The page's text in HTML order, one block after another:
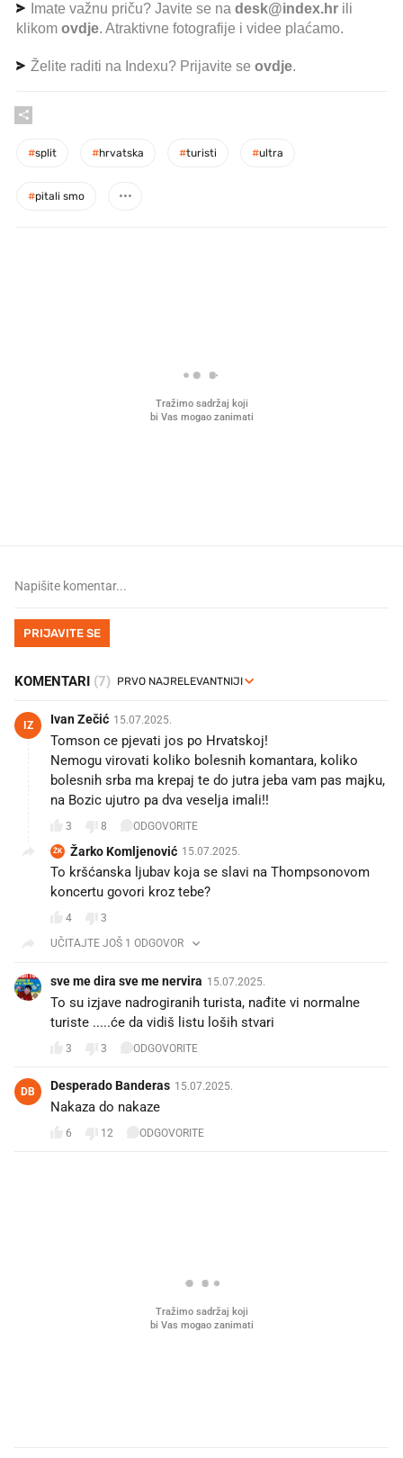
Imate važnu priču? Javite se na desk@index.hr ili
klikom ovdje. Atraktivne fotografije i videe plaćamo.
Želite raditi na Indexu? Prijavite se ovdje.
#split #hrvatska #turisti #ultra
#pitali smo
PRIJAVITE SE
KOMENTARI (7)
IZ Ivan Zečić 15.07.2025.
Tomson ce pjevati jos po Hrvatskoj!
Nemogu virovati koliko bolesnih komantara, koliko
bolesnih srba ma krepaj te do jutra jeba vam pas majku,
na Bozic ujutro pa dva veselja imali!!
3 8 ODGOVORITE
ŽK Žarko Komljenović 15.07.2025.
To kršćanska ljubav koja se slavi na Thompsonovom
koncertu govori kroz tebe?
4
3
UČITAJTE JOŠ 1 ODGOVOR
sve me dira sve me nervira 15.07.2025.
To su izjave nadrogiranih turista, nađite vi normalne
turiste .....će da vidiš listu loših stvari
3 3 ODGOVORITE
DB Desperado Banderas 15.07.2025.
Nakaza do nakaze
6 12 ODGOVORITE